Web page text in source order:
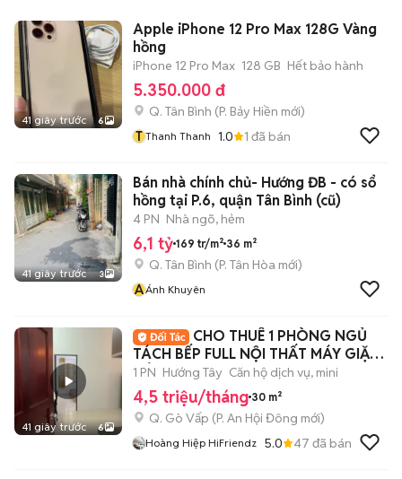
41 giây trước 6
Apple iPhone 12 Pro Max 128G Vàng
hồng
iPhone 12 Pro Max 128 GB Hết bảo hành
5.350.000 đ
Q. Tân Bình (P. Bảy Hiền mới)
T Thanh Thanh 1.0 1 đã bán
41 giây trước 3
Bán nhà chính chủ- Hướng ĐB - có sổ
hồng tại P.6, quận Tân Bình (cũ)
4 PN Nhà ngõ, hẻm
6,1 tỷ 169 tr/m² 36 m²
Q. Tân Bình (P. Tân Hòa mới)
ÁÁnh Khuyên
41 giây trước 6
CHO THUÊ 1 PHÒNG NGỦ
TÁCH BẾP FULL NỘI THẤT MÁY GIẶT
RIÊNG
1 PN Hướng Tây Căn hộ dịch vụ, mini
4,5 triệu/tháng 30 m²
Q. Gò Vấp (P. An Hội Đông mới)
Hoàng Hiệp HiFriendz 5.0 47 đã bán